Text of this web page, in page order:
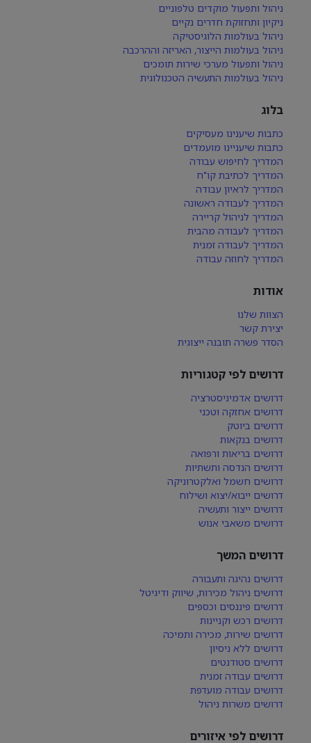
ניהול ותפעול מוקדים טלפוניים
ניקיון ותחזוקת חדרים נקיים
ניהול בעולמות הלוגיסטיקה
ניהול בעולמות הייצור, האריזה וההרכבה
ניהול ותפעול מערכי שירות תומכים
ניהול בעולמות התעשיה הטכנולוגית
בלוג
כתבות שיענינו מעסיקים
כתבות שיעניינו מועמדים
המדריך לחיפוש עבודה
המדריך לכתיבת קו"ח
המדריך לראיון עבודה
המדריך לעבודה ראשונה
המדריך לניהול קריירה
המדריך לעבודה מהבית
המדריך לעבודה זמנית
המדריך לחוזה עבודה
אודות
הצוות שלנו
יצירת קשר
הסדר פשרה תובנה ייצוגית
דרושים לפי קטגוריות
דרושים אדמיניסטרציה
דרושים אחזקה וטכני
דרושים ביוטק
דרושים בנקאות
דרושים בריאות ורפואה
דרושים הנדסה ותשתיות
דרושים חשמל ואלקטרוניקה
דרושים ייבוא/יצוא ושילוח
דרושים ייצור ותעשיה
דרושים משאבי אנוש
דרושים המשך
דרושים נהיגה ותעבורה
דרושים ניהול מכירות, שיווק ודיגיטל
דרושים פיננסים וכספים
דרושים רכש וקניינות
דרושים שירות, מכירה ותמיכה
דרושים ללא ניסיון
דרושים סטודנטים
דרושים עבודה זמנית
דרושים עבודה מועדפת
דרושים משרות ניהול
דרושים לפי איזורים